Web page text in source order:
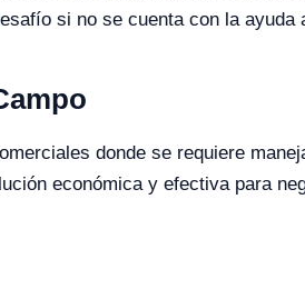
si no se cuenta con la ayuda
donde se requiere
económica y efectiva para